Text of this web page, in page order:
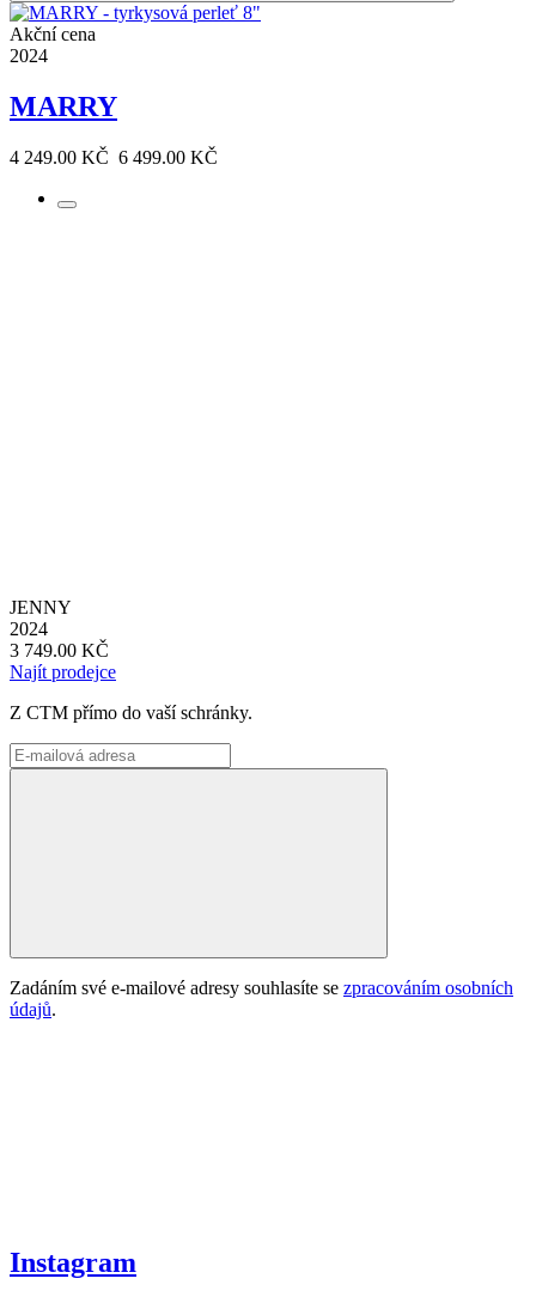
Akční cena
2024
MARRY
4 249.00 KČ 6 499.00 KČ
JENNY
2024
3 749.00 KČ
Najít prodejce
Z CTM přímo do vaší schránky.
Zadáním své e-mailové adresy souhlasíte se zpracováním osobních
údajů.
Instagram